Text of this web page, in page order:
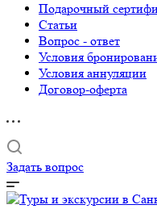
Подарочный
Статьи
Вопрос - ответ
Условия
Условия аннуляции
Договор-оферта
Задать вопрос